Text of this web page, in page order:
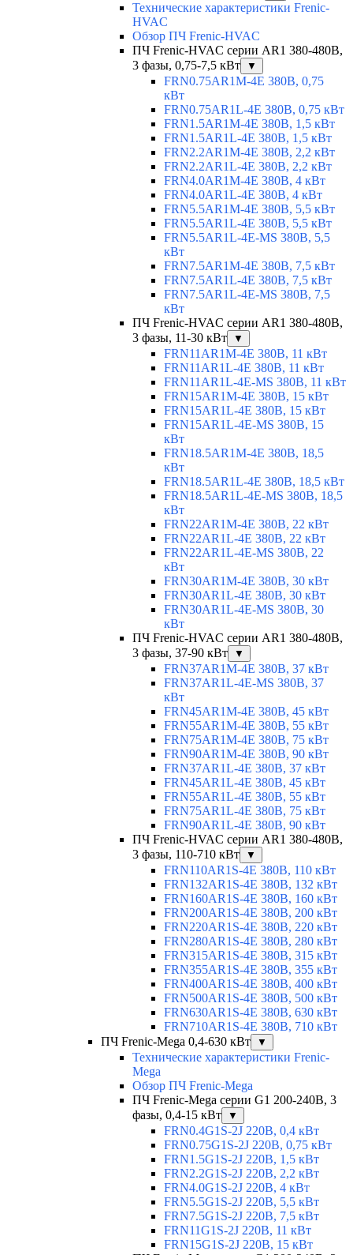
Технические характеристики Frenic-
HVAC
Обзор ПЧ Frenic-HVAC
ПЧ Frenic-HVAC серии AR1 380-480В,
3 фазы, 0,75-7,5 кВт
▼
FRN0.75AR1M-4E 380В, 0,75
кВт
FRN0.75AR1L-4E 380В, 0,75 кВт
FRN1.5AR1M-4E 380В, 1,5 кВт
FRN1.5AR1L-4E 380В, 1,5 кВт
FRN2.2AR1M-4E 380В, 2,2 кВт
FRN2.2AR1L-4E 380В, 2,2 кВт
FRN4.0AR1M-4E 380В, 4 кВт
FRN4.0AR1L-4E 380В, 4 кВт
FRN5.5AR1M-4E 380В, 5,5 кВт
FRN5.5AR1L-4E 380В, 5,5 кВт
FRN5.5AR1L-4E-MS 380В, 5,5
кВт
FRN7.5AR1M-4E 380В, 7,5 кВт
FRN7.5AR1L-4E 380В, 7,5 кВт
FRN7.5AR1L-4E-MS 380В, 7,5
кВт
ПЧ Frenic-HVAC серии AR1 380-480В,
3 фазы, 11-30 кВт
▼
FRN11AR1M-4E 380В, 11 кВт
FRN11AR1L-4E 380В, 11 кВт
FRN11AR1L-4E-MS 380В, 11 кВт
FRN15AR1M-4E 380В, 15 кВт
FRN15AR1L-4E 380В, 15 кВт
FRN15AR1L-4E-MS 380В, 15
кВт
FRN18.5AR1M-4E 380В, 18,5
кВт
FRN18.5AR1L-4E 380В, 18,5 кВт
FRN18.5AR1L-4E-MS 380В, 18,5
кВт
FRN22AR1M-4E 380В, 22 кВт
FRN22AR1L-4E 380В, 22 кВт
FRN22AR1L-4E-MS 380В, 22
кВт
FRN30AR1M-4E 380В, 30 кВт
FRN30AR1L-4E 380В, 30 кВт
FRN30AR1L-4E-MS 380В, 30
кВт
ПЧ Frenic-HVAC серии AR1 380-480В,
3 фазы, 37-90 кВт
▼
FRN37AR1M-4E 380В, 37 кВт
FRN37AR1L-4E-MS 380В, 37
кВт
FRN45AR1M-4E 380В, 45 кВт
FRN55AR1M-4E 380В, 55 кВт
FRN75AR1M-4E 380В, 75 кВт
FRN90AR1M-4E 380В, 90 кВт
FRN37AR1L-4E 380В, 37 кВт
FRN45AR1L-4E 380В, 45 кВт
FRN55AR1L-4E 380В, 55 кВт
FRN75AR1L-4E 380В, 75 кВт
FRN90AR1L-4E 380В, 90 кВт
ПЧ Frenic-HVAC серии AR1 380-480В,
3 фазы, 110-710 кВт
▼
FRN110AR1S-4E 380В, 110 кВт
FRN132AR1S-4E 380В, 132 кВт
FRN160AR1S-4E 380В, 160 кВт
FRN200AR1S-4E 380В, 200 кВт
FRN220AR1S-4E 380В, 220 кВт
FRN280AR1S-4E 380В, 280 кВт
FRN315AR1S-4E 380В, 315 кВт
FRN355AR1S-4E 380В, 355 кВт
FRN400AR1S-4E 380В, 400 кВт
FRN500AR1S-4E 380В, 500 кВт
FRN630AR1S-4E 380В, 630 кВт
FRN710AR1S-4E 380В, 710 кВт
ПЧ Frenic-Mega 0,4-630 кВт
▼
Технические характеристики Frenic-
Mega
Обзор ПЧ Frenic-Mega
ПЧ Frenic-Mega серии G1 200-240В, 3
фазы, 0,4-15 кВт
▼
FRN0.4G1S-2J 220В, 0,4 кВт
FRN0.75G1S-2J 220В, 0,75 кВт
FRN1.5G1S-2J 220В, 1,5 кВт
FRN2.2G1S-2J 220В, 2,2 кВт
FRN4.0G1S-2J 220В, 4 кВт
FRN5.5G1S-2J 220В, 5,5 кВт
FRN7.5G1S-2J 220В, 7,5 кВт
FRN11G1S-2J 220В, 11 кВт
FRN15G1S-2J 220В, 15 кВт